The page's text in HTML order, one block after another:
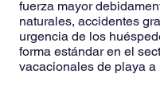
fuerza mayor
naturales, accidentes
urgencia de los
forma estándar en el
vacacionales de playa a